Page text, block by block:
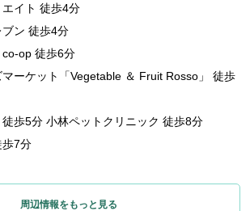
エイト 徒歩4分
ン 徒歩4分
co-op 徒歩6分
ーケット「Vegetable ＆ Fruit Rosso」 徒歩
徒歩5分 小林ペットクリニック 徒歩8分
歩7分
周辺情報をもっと見る